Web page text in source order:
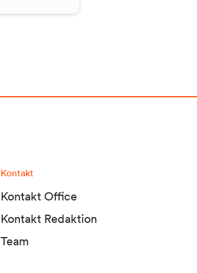
Kontakt
Kontakt Office
Kontakt Redaktion
Team